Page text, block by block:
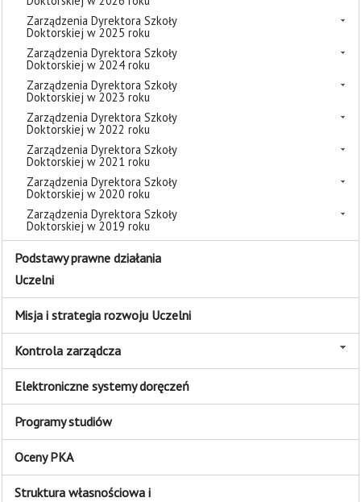
Zarządzenia Dyrektora Szkoły
Doktorskiej w 2025 roku
Zarządzenia Dyrektora Szkoły
Doktorskiej w 2024 roku
Zarządzenia Dyrektora Szkoły
Doktorskiej w 2023 roku
Zarządzenia Dyrektora Szkoły
Doktorskiej w 2022 roku
Zarządzenia Dyrektora Szkoły
Doktorskiej w 2021 roku
Zarządzenia Dyrektora Szkoły
Doktorskiej w 2020 roku
Zarządzenia Dyrektora Szkoły
Doktorskiej w 2019 roku
Podstawy prawne działania
Uczelni
Misja i strategia rozwoju Uczelni
Kontrola zarządcza
Elektroniczne systemy doręczeń
Programy studiów
Oceny PKA
Struktura własnościowa i